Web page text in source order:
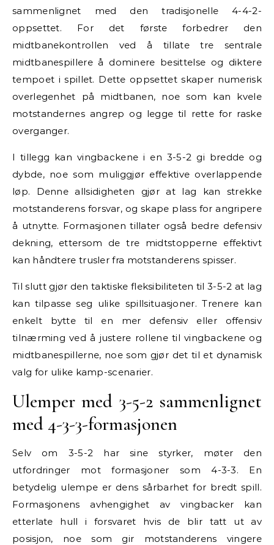
sammenlignet med den tradisjonelle 4-4-2-
oppsettet. For det første forbedrer den
midtbanekontrollen ved å tillate tre sentrale
midtbanespillere å dominere besittelse og diktere
tempoet i spillet. Dette oppsettet skaper numerisk
overlegenhet på midtbanen, noe som kan kvele
motstandernes angrep og legge til rette for raske
overganger.
I tillegg kan vingbackene i en 3-5-2 gi bredde og
dybde, noe som muliggjør effektive overlappende
løp. Denne allsidigheten gjør at lag kan strekke
motstanderens forsvar, og skape plass for angripere
å utnytte. Formasjonen tillater også bedre defensiv
dekning, ettersom de tre midtstopperne effektivt
kan håndtere trusler fra motstanderens spisser.
Til slutt gjør den taktiske fleksibiliteten til 3-5-2 at lag
kan tilpasse seg ulike spillsituasjoner. Trenere kan
enkelt bytte til en mer defensiv eller offensiv
tilnærming ved å justere rollene til vingbackene og
midtbanespillerne, noe som gjør det til et dynamisk
valg for ulike kamp-scenarier.
Ulemper med 3-5-2 sammenlignet
med 4-3-3-formasjonen
Selv om 3-5-2 har sine styrker, møter den
utfordringer mot formasjoner som 4-3-3. En
betydelig ulempe er dens sårbarhet for bredt spill.
Formasjonens avhengighet av vingbacker kan
etterlate hull i forsvaret hvis de blir tatt ut av
posisjon, noe som gir motstanderens vingere